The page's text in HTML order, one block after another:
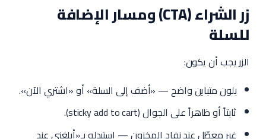
زر الشراء (CTA) ومسار الإضافة
للسلة
الزر يجب أن يكون:
بلون متباين واضح — «أضف إلى السلة» أو «اشتري الآن».
ثابتاً أو ظاهراً على الجوال (sticky add to cart).
غير معطّل عند نفاد المخزون — استبدله بـ«أبلغني عند